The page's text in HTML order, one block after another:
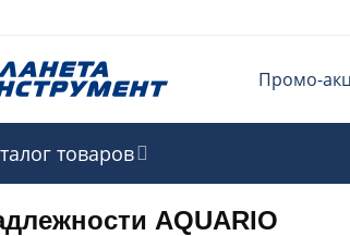
Промо-
товаров
AQUARIO